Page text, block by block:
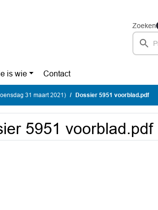
Zoeken
is wie Contact
31 maart 2021) Dossier 5951 voorblad.pdf
5951 voorblad.pdf